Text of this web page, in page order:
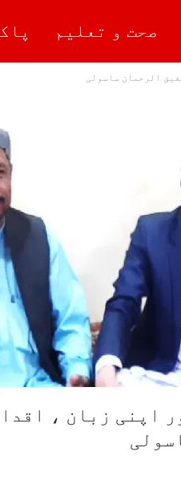
صحت و تعلیم
الرحمان ساسولی
اپنی زبان ،